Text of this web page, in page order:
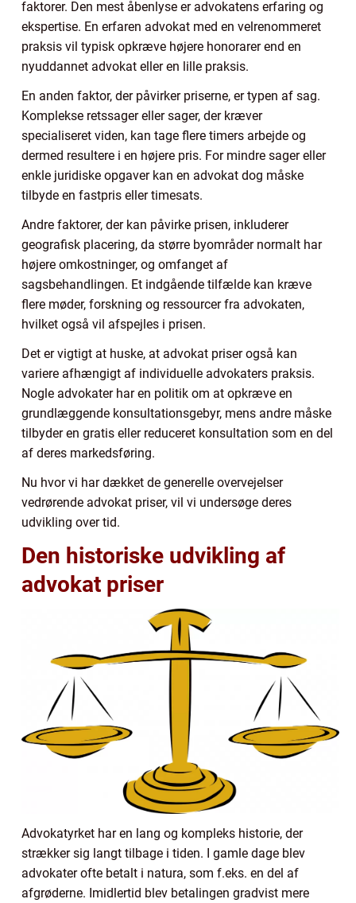
faktorer. Den mest åbenlyse er advokatens erfaring og
ekspertise. En erfaren advokat med en velrenommeret
praksis vil typisk opkræve højere honorarer end en
nyuddannet advokat eller en lille praksis.
En anden faktor, der påvirker priserne, er typen af sag.
Komplekse retssager eller sager, der kræver
specialiseret viden, kan tage flere timers arbejde og
dermed resultere i en højere pris. For mindre sager eller
enkle juridiske opgaver kan en advokat dog måske
tilbyde en fastpris eller timesats.
Andre faktorer, der kan påvirke prisen, inkluderer
geografisk placering, da større byområder normalt har
højere omkostninger, og omfanget af
sagsbehandlingen. Et indgående tilfælde kan kræve
flere møder, forskning og ressourcer fra advokaten,
hvilket også vil afspejles i prisen.
Det er vigtigt at huske, at advokat priser også kan
variere afhængigt af individuelle advokaters praksis.
Nogle advokater har en politik om at opkræve en
grundlæggende konsultationsgebyr, mens andre måske
tilbyder en gratis eller reduceret konsultation som en del
af deres markedsføring.
Nu hvor vi har dækket de generelle overvejelser
vedrørende advokat priser, vil vi undersøge deres
udvikling over tid.
Den historiske udvikling af
advokat priser
Advokatyrket har en lang og kompleks historie, der
strækker sig langt tilbage i tiden. I gamle dage blev
advokater ofte betalt i natura, som f.eks. en del af
afgrøderne. Imidlertid blev betalingen gradvist mere